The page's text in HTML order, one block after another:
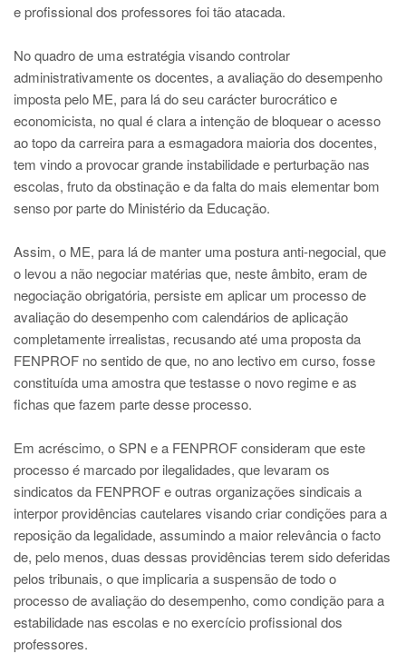
e profissional dos professores foi tão atacada.
No quadro de uma estratégia visando controlar
administrativamente os docentes, a avaliação do desempenho
imposta pelo ME, para lá do seu carácter burocrático e
economicista, no qual é clara a intenção de bloquear o acesso
ao topo da carreira para a esmagadora maioria dos docentes,
tem vindo a provocar grande instabilidade e perturbação nas
escolas, fruto da obstinação e da falta do mais elementar bom
senso por parte do Ministério da Educação.
Assim, o ME, para lá de manter uma postura anti-negocial, que
o levou a não negociar matérias que, neste âmbito, eram de
negociação obrigatória, persiste em aplicar um processo de
avaliação do desempenho com calendários de aplicação
completamente irrealistas, recusando até uma proposta da
FENPROF no sentido de que, no ano lectivo em curso, fosse
constituída uma amostra que testasse o novo regime e as
fichas que fazem parte desse processo.
Em acréscimo, o SPN e a FENPROF consideram que este
processo é marcado por ilegalidades, que levaram os
sindicatos da FENPROF e outras organizações sindicais a
interpor providências cautelares visando criar condições para a
reposição da legalidade, assumindo a maior relevância o facto
de, pelo menos, duas dessas providências terem sido deferidas
pelos tribunais, o que implicaria a suspensão de todo o
processo de avaliação do desempenho, como condição para a
estabilidade nas escolas e no exercício profissional dos
professores.